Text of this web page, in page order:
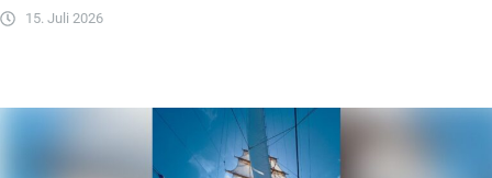
15. Juli 2026